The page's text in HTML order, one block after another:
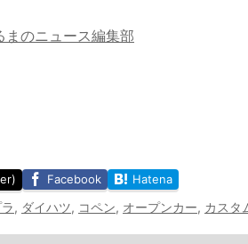
まのニュース編集部
Facebook Hatena
, ダイハツ, コペン, オープンカー, カスタ